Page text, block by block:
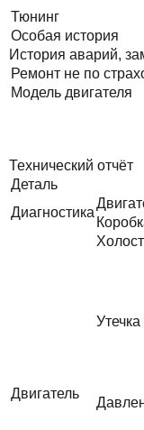
Тюнинг
Особая история
История аварий,
Ремонт не по
Модель двигателя
Технический отчёт
Деталь
Диагностика
Двигатель